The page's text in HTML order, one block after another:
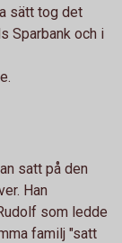
sätt tog det
Sparbank och i
satt på den
Han
som ledde
familj "satt